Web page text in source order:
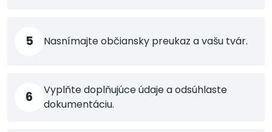
5 Nasnímajte občiansky preukaz a vašu tvár.
6
Vyplňte doplňujúce údaje a odsúhlaste
dokumentáciu.